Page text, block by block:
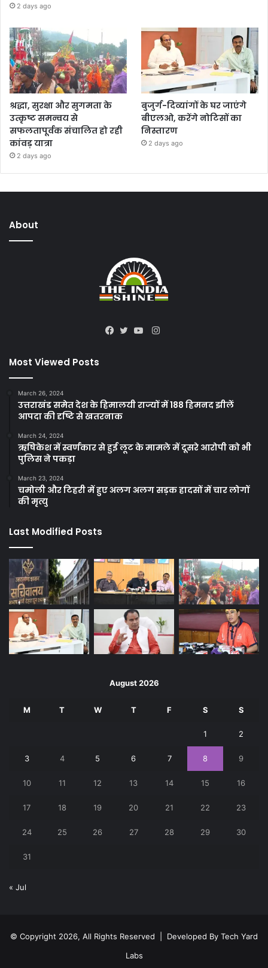
2 days ago
श्रद्धा, सुरक्षा और सुगमता के
उत्कृष्ट समन्वय से
सफलतापूर्वक संचालित हो रही
कांवड़ यात्रा
2 days ago
बुजुर्ग-दिव्यांगों के घर जाएंगे
बीएलओ, करेंगे नोटिसों का
निस्तारण
2 days ago
About
Instagram
Most Viewed Posts
March 26, 2024
उत्तराखंड समेत देश के हिमालयी राज्यों में 188 हिमनद झीलें
आपदा की दृष्टि से खतरनाक
March 24, 2024
ऋषिकेश में स्वर्णकार से हुई लूट के मामले में दूसरे आरोपी को भी
पुलिस ने पकड़ा
March 23, 2024
चमोली और टिहरी में हुए अलग अलग सड़क हादसों में चार लोगों
की मृत्यु
Last Modified Posts
August 2026
M T W T F S S
1 2
3 4 5 6 7 8 9
10 11 12 13 14 15 16
17 18 19 20 21 22 23
24 25 26 27 28 29 30
31
« Jul
© Copyright 2026, All Rights Reserved | Developed By Tech Yard
Labs